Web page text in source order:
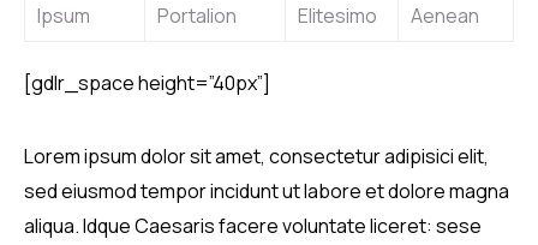
Ipsum
Portalion Elitesimo Aenean
[gdlr_space height=”40px”]
Lorem ipsum dolor sit amet, consectetur adipisici elit,
sed eiusmod tempor incidunt ut labore et dolore magna
aliqua. Idque Caesaris facere voluntate liceret: sese